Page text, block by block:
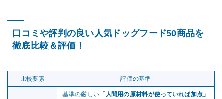
口コミや評判の良い人気ドッグフード50商品を
徹底比較＆評価！
比較要素 評価の基準
基準の厳しい 「人間用の原材料が使っていれば加点」